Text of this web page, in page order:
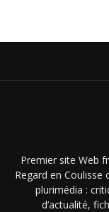
Premier site Web
Regard en
plurimédia :
d’actualité,